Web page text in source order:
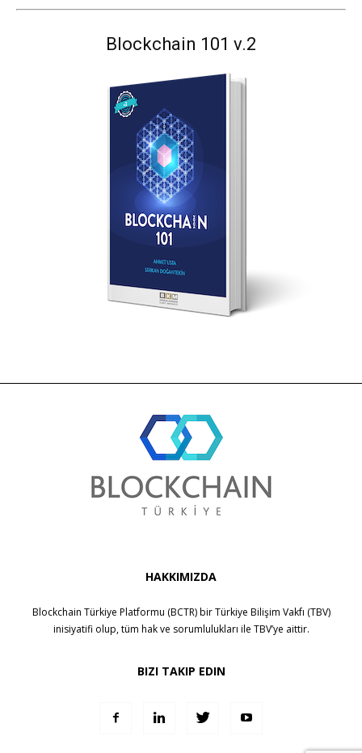
Blockchain 101 v.2
HAKKIMIZDA
Blockchain Türkiye Platformu (BCTR) birTürkiye Bilişim Vakfı (TBV)
inisiyatifi olup, tüm hak ve sorumlulukları ile TBV’ye aittir.
BIZI TAKIP EDIN